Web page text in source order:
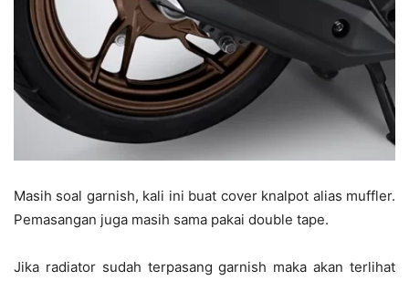
Masih soal garnish, kali ini buat cover knalpot alias muffler.
Pemasangan juga masih sama pakai double tape.
Jika radiator sudah terpasang garnish maka akan terlihat